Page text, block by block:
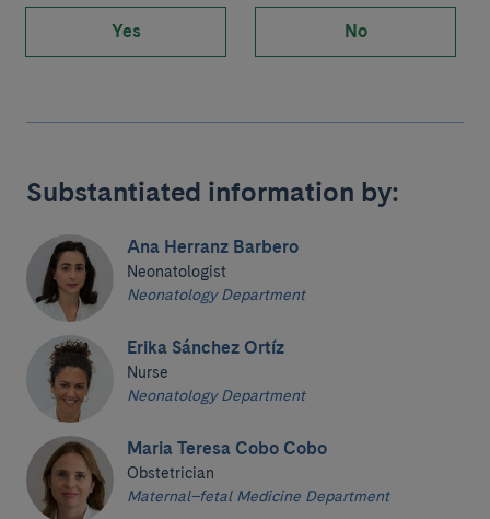
Yes No
Substantiated information by:
Ana Herranz Barbero
Neonatologist
Neonatology Department
Erika Sánchez Ortíz
Nurse
Neonatology Department
Maria Teresa Cobo Cobo
Obstetrician
Maternal–fetal Medicine Department